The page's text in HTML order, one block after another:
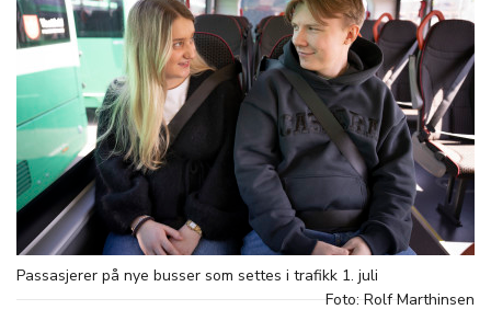
Passasjerer på nye busser som settes i trafikk 1. juli
Foto: Rolf Marthinsen